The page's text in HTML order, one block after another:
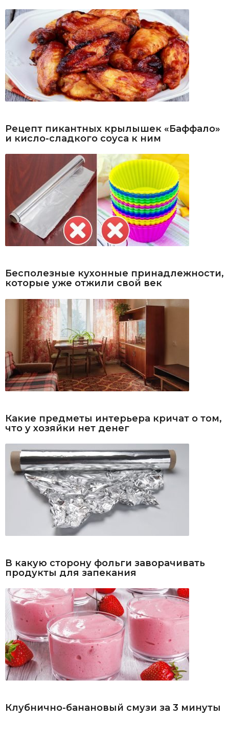
Рецепт пикантных крылышек «Баффало»
и кисло-сладкого соуса к ним
Бесполезные кухонные принадлежности,
которые уже отжили свой век
Какие предметы интерьера кричат о том,
что у хозяйки нет денег
В какую сторону фольги заворачивать
продукты для запекания
Клубнично-банановый смузи за 3 минуты